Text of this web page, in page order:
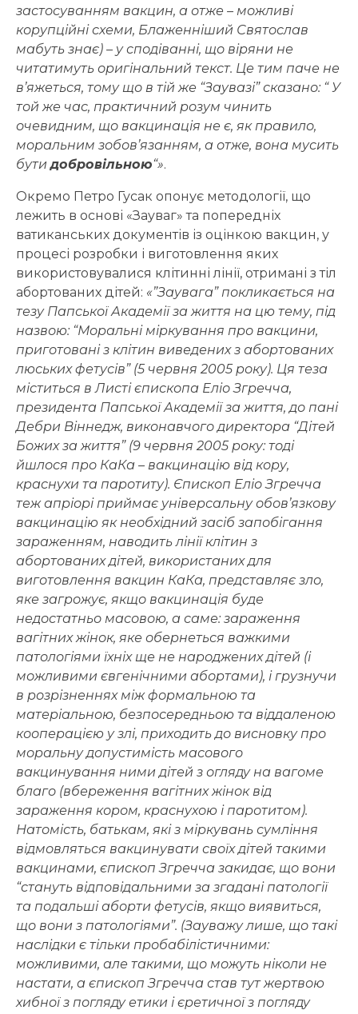
застосуванням вакцин, а отже – можливі
корупційні схеми, Блаженніший Святослав
мабуть знає) – у сподіванні, що віряни не
читатимуть оригінальний текст. Це тим паче не
в’яжеться, тому що в тій же “Заувазі” сказано: “ У
той же час, практичний розум чинить
очевидним, що вакцинація не є, як правило,
моральним зобов’язанням, а отже, вона мусить
бутидобровільною“».
Окремо Петро Гусак опонує методології, що
лежить в основі «Зауваг» та попередніх
ватиканських документів із оцінкою вакцин, у
процесі розробки і виготовлення яких
використовувалися клітинні лінії, отримані з тіл
абортованих дітей: «”Заувага” покликається на
тезу Папської Академії за життя на цю тему, під
назвою: “Моральні міркування про вакцини,
приготовані з клітин виведених з абортованих
люських фетусів” (5 червня 2005 року). Ця теза
міститься в Листі єпископа Еліо Згречча,
президента Папської Академії за життя, до пані
Дебри Віннедж, виконавчого директора “Дітей
Божих за життя” (9 червня 2005 року: тоді
йшлося про КаКа – вакцинацію від кору,
краснухи та паротиту). Єпископ Еліо Згречча
теж апріорі приймає універсальну обов’язкову
вакцинацію як необхідний засіб запобігання
зараженням, наводить лінії клітин з
абортованих дітей, використаних для
виготовлення вакцин КаКа, представляє зло,
яке загрожує, якщо вакцинація буде
недостатньо масовою, а саме: зараження
вагітних жінок, яке обернеться важкими
патологіями їхніх ще не народжених дітей (і
можливими євгенічними абортами), і грузнучи
в розрізненнях між формальною та
матеріальною, безпосередньою та віддаленою
кооперацією у злі, приходить до висновку про
моральну допустимість масового
вакцинування ними дітей з огляду на вагоме
благо (вбереження вагітних жінок від
зараження кором, краснухою і паротитом).
Натомість, батькам, які з міркувань сумління
відмовляться вакцинувати своїх дітей такими
вакцинами, єпископ Згречча закидає, що вони
“стануть відповідальними за згадані патології
та подальші аборти фетусів, якщо виявиться,
що вони з патологіями”. (Зауважу лише, що такі
наслідки є тільки пробабілістичними:
можливими, але такими, що можуть ніколи не
настати, а єпископ Згречча став тут жертвою
хибної з погляду етики і єретичної з погляду